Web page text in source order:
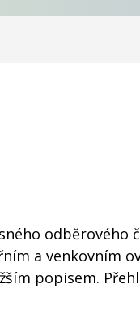
odběrového
a venkovním
popisem.